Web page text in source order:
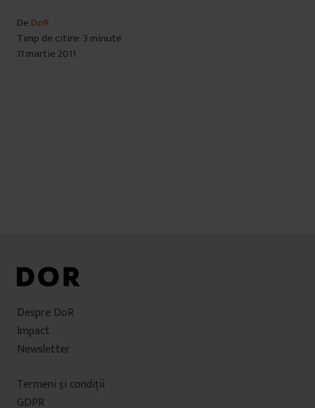
De DoR
Timp de citire: 3 minute
11 martie 2011
Despre DoR
Impact
Newsletter
Termeni şi condiţii
GDPR